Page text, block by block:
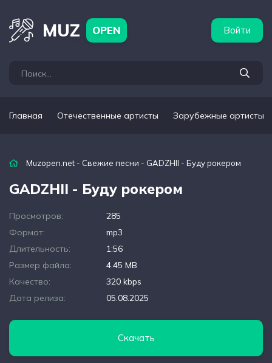
MUZ OPEN Войти
Главная Отечественные артисты Зарубежные артисты
Muzopen.net - Свежие песни - GADZHII - Буду рокером
GADZHII - Буду рокером
Просмотров:
285
Формат:
mp3
Длительность:
1:56
Размер файла:
4.45 MB
Качество:
320 kbps
Дата релиза:
05.08.2025
Скачать
артисты Популярные подборки